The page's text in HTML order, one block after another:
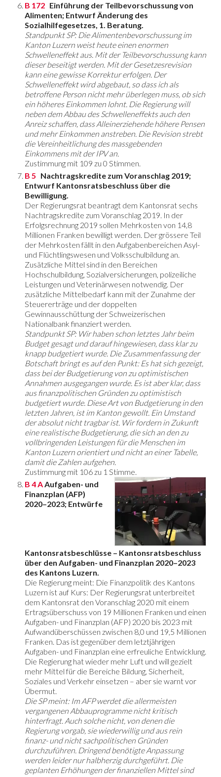
B 172 Einführung der Teilbevorschussung von
Alimenten; Entwurf Änderung des
Sozialhilfegesetzes, 1. Beratung.
Standpunkt SP: Die Alimentenbevorschussung im
Kanton Luzern weist heute einen enormen
Schwelleneffekt aus. Mit der Teilbevorschussung kann
dieser beseitigt werden. Mit der Gesetzesrevision
kann eine gewisse Korrektur erfolgen. Der
Schwelleneffekt wird abgebaut, so dass ich als
betroffene Person nicht mehr überlegen muss, ob sich
ein höheres Einkommen lohnt. Die Regierung will
neben dem Abbau des Schwelleneffekts auch den
Anreiz schaffen, dass Alleinerziehende höhere Pensen
und mehr Einkommen anstreben. Die Revision strebt
die Vereinheitlichung des massgebenden
Einkommens mit der IPV an.
Zustimmung mit 109 zu 0 Stimmen.
B 5 Nachtragskredite zum Voranschlag 2019;
Entwurf Kantonsratsbeschluss über die
Bewilligung.
Der Regierungsrat beantragt dem Kantonsrat sechs
Nachtragskredite zum Voranschlag 2019. In der
Erfolgsrechnung 2019 sollen Mehrkosten von 14,8
Millionen Franken bewilligt werden. Der grössere Teil
der Mehrkosten fällt in den Aufgabenbereichen Asyl-
und Flüchtlingswesen und Volksschulbildung an.
Zusätzliche Mittel sind in den Bereichen
Hochschulbildung, Sozialversicherungen, polizeiliche
Leistungen und Veterinärwesen notwendig. Der
zusätzliche Mittelbedarf kann mit der Zunahme der
Steuererträge und der doppelten
Gewinnausschüttung der Schweizerischen
Nationalbank finanziert werden.
Standpunkt SP: Wir haben schon letztes Jahr beim
Budget gesagt und darauf hingewiesen, dass klar zu
knapp budgetiert wurde. Die Zusammenfassung der
Botschaft bringt es auf den Punkt: Es hat sich gezeigt,
dass bei der Budgetierung von zu optimistischen
Annahmen ausgegangen wurde. Es ist aber klar, dass
aus finanzpolitischen Gründen zu optimistisch
budgetiert wurde. Diese Art von Budgetierung in den
letzten Jahren, ist im Kanton gewollt. Ein Umstand
der absolut nicht tragbar ist. Wir fordern in Zukunft
eine realistische Budgetierung, die sich an den zu
vollbringenden Leistungen für die Menschen im
Kanton Luzern orientiert und nicht an einer Tabelle,
damit die Zahlen aufgehen.
Zustimmung mit 106 zu 1 Stimme.
B 4 AAufgaben- und
Finanzplan (AFP)
2020–2023; Entwürfe
Kantonsratsbeschlüsse – Kantonsratsbeschluss
über den Aufgaben- und Finanzplan 2020–2023
des Kantons Luzern.
Die Regierung meint: Die Finanzpolitik des Kantons
Luzern ist auf Kurs: Der Regierungsrat unterbreitet
dem Kantonsrat den Voranschlag 2020 mit einem
Ertragsüberschuss von 19 Millionen Franken und einen
Aufgaben- und Finanzplan (AFP) 2020 bis 2023 mit
Aufwandüberschüssen zwischen 8,0 und 19,5 Millionen
Franken. Das ist gegenüber dem letztjährigen
Aufgaben- und Finanzplan eine erfreuliche Entwicklung.
Die Regierung hat wieder mehr Luft und will gezielt
mehr Mittel für die Bereiche Bildung, Sicherheit,
Soziales und Verkehr einsetzen – aber sie warnt vor
Übermut.
Die SP meint: Im AFP werdet die allermeisten
vergangenen Abbauprogramme nicht kritisch
hinterfragt. Auch solche nicht, von denen die
Regierung vorgab, sie wiederwillig und aus rein
finanz- und nicht sachpolitischen Gründen
durchzuführen. Dringend benötigte Anpassung
werden leider nur halbherzig durchgeführt. Die
geplanten Erhöhungen der finanziellen Mittel sind